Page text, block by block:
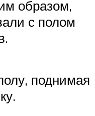
образом,
с полом
поднимая